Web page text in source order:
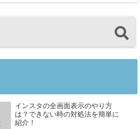
インスタの全画面表示のやり方
は？できない時の対処法を簡単に
紹介！